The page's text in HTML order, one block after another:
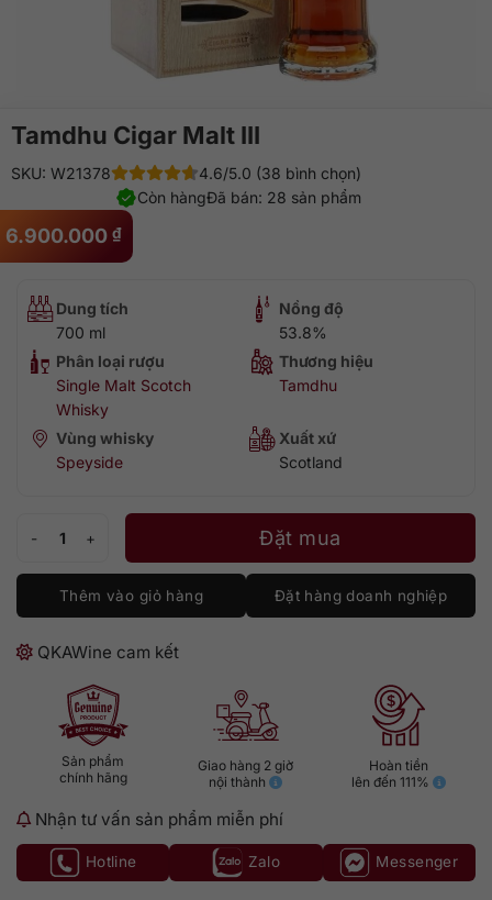
Tamdhu Cigar Malt III
6.900.000 ₫
SKU: W21378
4.6/5.0 (38 bình chọn)
Đã bán: 28 sản phẩm
Còn hàng
Dung tích
700 ml
Nồng độ
53.8%
Phân loại rượu
Single Malt Scotch
Whisky
Thương hiệu
Tamdhu
Vùng whisky
Speyside
Xuất xứ
Scotland
Đặt mua
Thêm vào giỏ hàng Đặt hàng doanh nghiệp
QKAWine cam kết
Sản phẩm
chính hãng
Giao hàng 2 giờ
nội thành
Hoàn tiền
lên đến 111%
Nhận tư vấn sản phẩm miễn phí
Hotline Zalo Messenger